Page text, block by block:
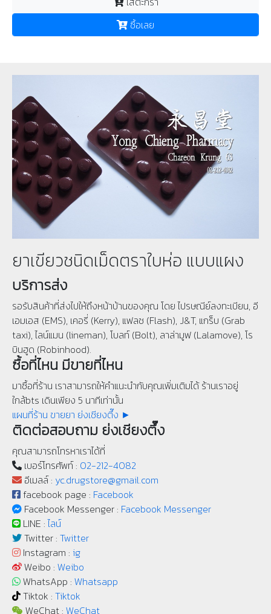
ซื้อเลย
ยาเขียวชนิดเม็ดตราใบห่อ แบบแผง
บริการส่ง
รอรับสินค้าที่ส่งไปให้ถึงหน้าบ้านของคุณ โดย ไปรษณีย์ลงทะเบียน, อี
เอมเอส (EMS), เคอรี่ (Kerry), แฟลช (Flash), J&T, แกร็บ (Grab
taxi), ไลน์แมน (lineman), โบลท์ (Bolt), ลาล่ามูฟ (Lalamove), โร
บินฮูด (Robinhood).
ซื้อที่ไหน มีขายที่ไหน
มาซื้อที่ร้าน เราสามารถให้คำแนะนำกับคุณเพิ่มเติมได้ ร้านเราอยู่
ใกล้bts เดินเพียง 5 นาทีเท่านั้น
แผนที่ร้าน ขายยา ย่งเชียงตึ๊ง ►
ติดต่อสอบถาม ย่งเชียงตึ๊ง
คุณสามารถโทรหาเราได้ที่
เบอร์โทรศัพท์ : 02-212-4082
อีเมลล์ : yc.drugstore@gmail.com
facebook page : Facebook
Facebook Messenger : Facebook Messenger
LINE :ไลน์
Twitter : Twitter
Instagram : ig
Weibo : Weibo
WhatsApp : Whatsapp
Tiktok : Tiktok
WeChat : WeChat